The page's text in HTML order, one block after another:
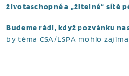
životaschopné a „žitelné“ sítě
Budeme rádi, když pozvánku
by téma CSA/LSPA mohlo